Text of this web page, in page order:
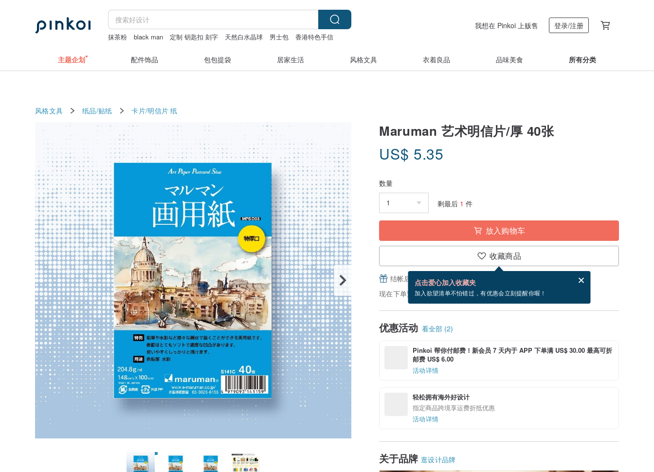
抹茶粉 black man 定制 钥匙扣 刻字 天然白水晶球 男士包
香港特色手信
我想在 Pinkoi 上贩售 登录/注册
主题企划 配件饰品 包包提袋 居家生活 风格文具 衣着良品 品味美食 所有分类
风格文具 纸品/贴纸 卡片/明信片 纸
Maruman 艺术明信片/厚 40张
US$ 5.35
数量
剩最后 1 件
放入购物车
收藏商品
点击爱心加入收藏夹
加入欲望清单不怕错过，有优惠会立刻提醒你喔！
结帐后填写并分享，免费帮你寄送电子贺卡。
电子贺卡是什么？
现在下单预估 8/20~9/9 到货。
优惠活动 看全部 (2)
Pinkoi 帮你付邮费！新会员 7 天内于 APP 下单满 US$ 30.00 最高可折
邮费 US$ 6.00
活动详情
轻松拥有海外好设计
指定商品跨境享运费折抵优惠
活动详情
关于品牌 逛设计品牌